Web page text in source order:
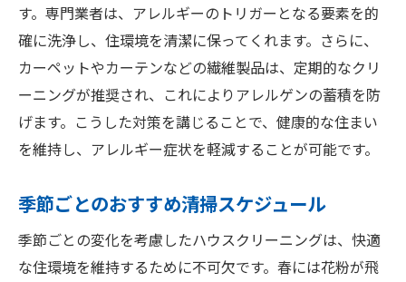
す。専門業者は、アレルギーのトリガーとなる要素を的
確に洗浄し、住環境を清潔に保ってくれます。さらに、
カーペットやカーテンなどの繊維製品は、定期的なクリ
ーニングが推奨され、これによりアレルゲンの蓄積を防
げます。こうした対策を講じることで、健康的な住まい
を維持し、アレルギー症状を軽減することが可能です。
季節ごとのおすすめ清掃スケジュール
季節ごとの変化を考慮したハウスクリーニングは、快適
な住環境を維持するために不可欠です。春には花粉が飛